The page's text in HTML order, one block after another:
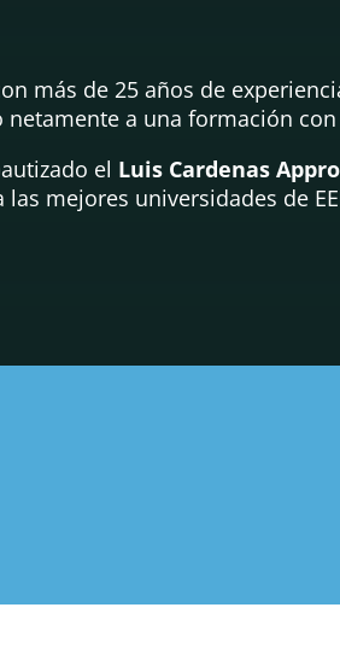
más de 25 años de
a una formación
el Luis Cardenas
mejores universidades de